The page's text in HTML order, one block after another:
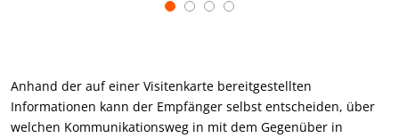
4
Anhand der auf einer Visitenkarte bereitgestellten
Informationen kann der Empfänger selbst entscheiden, über
welchen Kommunikationsweg in mit dem Gegenüber in